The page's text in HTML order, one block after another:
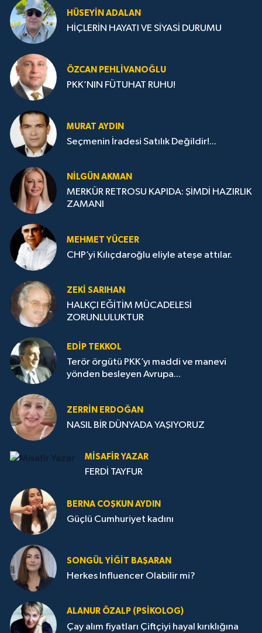
HÜSEYIN ADALAN
HİÇLERİN HAYATI VE SİYASİ DURUMU
ÖZCAN PEHLIVANOĞLU
PKK’NIN FÜTUHAT RUHU!
MURAT AYDIN
Seçmenin İradesi Satılık Değildir!...
NILGÜN AKMAN
MERKÜR RETROSU KAPIDA: ŞİMDİ HAZIRLIK
ZAMANI
MEHMET YÜCEER
CHP’yi Kılıçdaroğlu eliyle ateşe attılar.
ZEKI SARIHAN
HALKÇI EĞİTİM MÜCADELESİ
ZORUNLULUKTUR
EDIP TEKKOL
Terör örgütü PKK’yı maddi ve manevi
yönden besleyen Avrupa...
ZERRIN ERDOĞAN
NASIL BİR DÜNYADA YAŞIYORUZ
MISAFIR YAZAR
FERDİ TAYFUR
BERNA COŞKUN AYDIN
Güçlü Cumhuriyet kadını
SONGÜL YIĞIT BAŞARAN
Herkes Influencer Olabilir mi?
ALANUR ÖZALP (PSIKOLOG)
Çay alım fiyatları Çiftçiyi hayal kırıklığına